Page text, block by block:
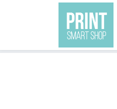
現在地:トップ